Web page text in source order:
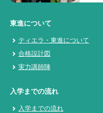
東進について
ティエラ・東進について
合格設計図
実力講師陣
入学までの流れ
入学までの流れ